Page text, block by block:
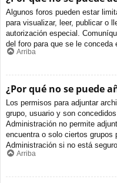
Algunos foros pueden estar
para visualizar, leer, publicar o
autorización especial.
del foro para que se le conceda
Arriba
¿Por qué no se puede
Los permisos para adjuntar
grupo, usuario y son
Administración no permite
encuentra o solo ciertos grupos
Administración si no está
Arriba